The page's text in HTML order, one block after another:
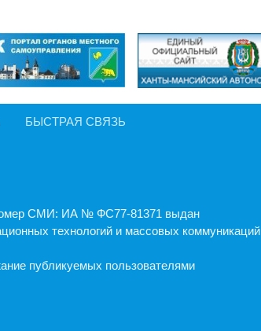
БЫСТРАЯ СВЯЗЬ
номер СМИ: ИА № ФС77-81371 выдан
технологий и массовых коммуникаций
публикуемых пользователями